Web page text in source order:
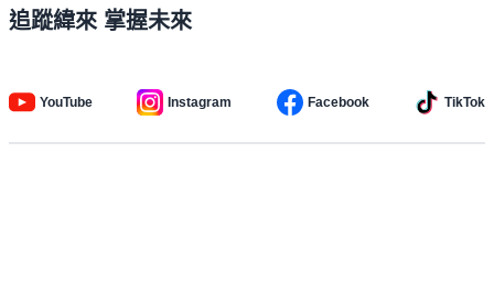
追蹤緯來 掌握未來
YouTube Instagram Facebook TikTok